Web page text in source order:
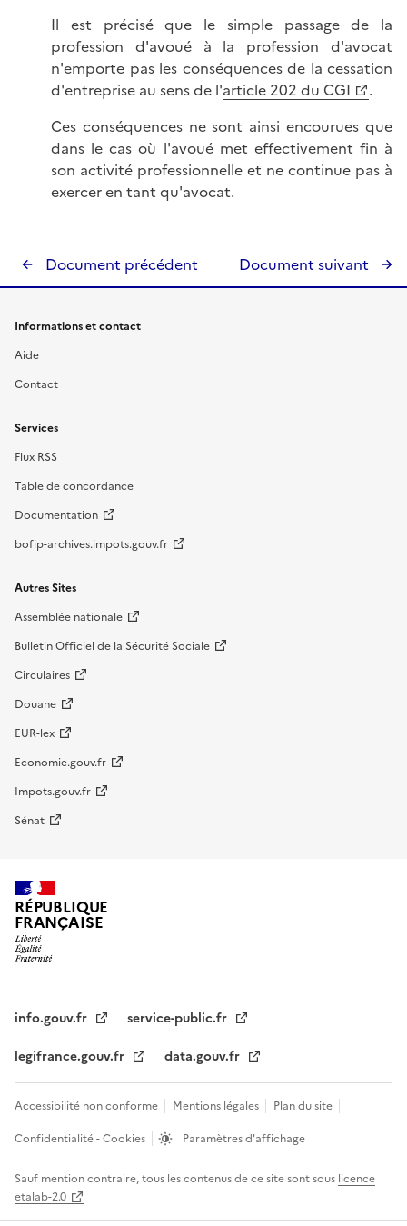
Il est précisé que le simple passage de la
profession d'avoué à la profession d'avocat
n'emporte pas les conséquences de la cessation
d'entreprise au sens de l'article 202 du CGI
.
Ces conséquences ne sont ainsi encourues que
dans le cas où l'avoué met effectivement fin à
son activité professionnelle et ne continue pas à
exercer en tant qu'avocat.
Document précédent Document suivant
Informations et contact
Aide
Contact
Services
Flux RSS
Table de concordance
Documentation
bofip-archives.impots.gouv.fr
Autres Sites
Assemblée nationale
Bulletin Officiel de la Sécurité Sociale
Circulaires
Douane
EUR-lex
Economie.gouv.fr
Impots.gouv.fr
Sénat
RÉPUBLIQUE
FRANÇAISE
info.gouv.fr
service-public.fr
legifrance.gouv.fr
data.gouv.fr
Accessibilité non conforme Mentions légales
Plan du site
Confidentialité - Cookies
Paramètres d'affichage
Sauf mention contraire, tous les contenus de ce site sont sous licence
etalab-2.0